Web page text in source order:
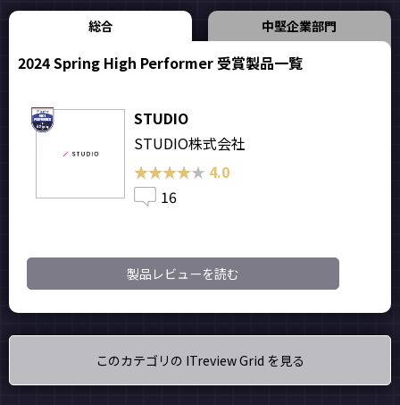
総合 中堅企業部門
2024 Spring High Performer 受賞製品一覧
STUDIO
STUDIO株式会社
★★★★★
★★★★★ 4.0
16
製品レビューを読む
このカテゴリの ITreview Grid を見る